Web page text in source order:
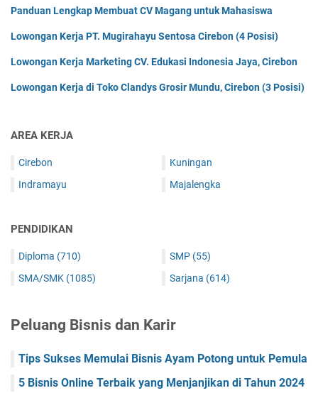
Panduan Lengkap Membuat CV Magang untuk Mahasiswa
Lowongan Kerja PT. Mugirahayu Sentosa Cirebon (4 Posisi)
Lowongan Kerja Marketing CV. Edukasi Indonesia Jaya, Cirebon
Lowongan Kerja di Toko Clandys Grosir Mundu, Cirebon (3 Posisi)
AREA KERJA
Cirebon
Indramayu
Kuningan
Majalengka
PENDIDIKAN
Diploma (710)
SMA/SMK (1085)
SMP (55)
Sarjana (614)
Peluang Bisnis dan Karir
Tips Sukses Memulai Bisnis Ayam Potong untuk Pemula
5 Bisnis Online Terbaik yang Menjanjikan di Tahun 2024